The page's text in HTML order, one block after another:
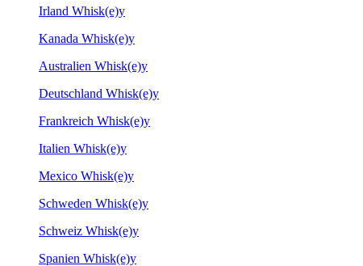
Irland Whisk(e)y
Kanada Whisk(e)y
Australien Whisk(e)y
Deutschland Whisk(e)y
Frankreich Whisk(e)y
Italien Whisk(e)y
Mexico Whisk(e)y
Schweden Whisk(e)y
Schweiz Whisk(e)y
Spanien Whisk(e)y